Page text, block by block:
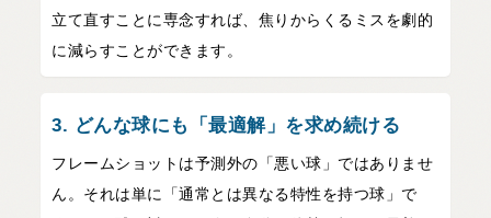
立て直すことに専念すれば、焦りからくるミスを劇的
に減らすことができます。
3. どんな球にも「最適解」を求め続ける
フレームショットは予測外の「悪い球」ではありませ
ん。それは単に「通常とは異なる特性を持つ球」で